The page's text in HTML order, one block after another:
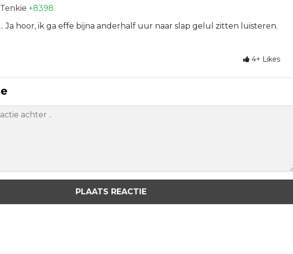
+8398
... Ja hoor, ik ga effe bijna anderhalf uur naar slap gelul zitten luisteren.
4+ Likes
PLAATS REACTIE